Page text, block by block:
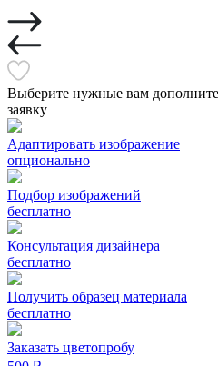
Выберите нужные вам
заявку
Адаптировать изображение
опционально
Подбор изображений
бесплатно
Консультация дизайнера
бесплатно
Получить образец материала
бесплатно
Заказать цветопробу